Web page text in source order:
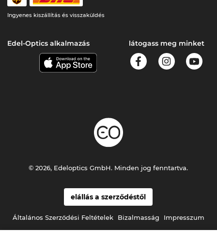
Ingyenes kiszállítás és visszaküldés
Edel-Optics alkalmazás látogass meg minket
elállás a szerződéstől
Általános Szerződési Feltételek Bizalmasság Impresszum
© 2026, Edeloptics GmbH. Minden jog fenntartva.